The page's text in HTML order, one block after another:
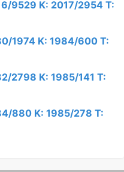
9529 K: 2017/2954 T:
1974 K: 1984/600 T:
2798 K: 1985/141 T:
880 K: 1985/278 T: